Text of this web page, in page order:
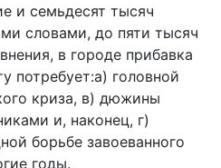
и семьдесят тысяч
словами, до пяти тысяч
в городе прибавка
потребует:а) головной
криза, в) дюжины
и, наконец, г)
борьбе завоеванного
годы.